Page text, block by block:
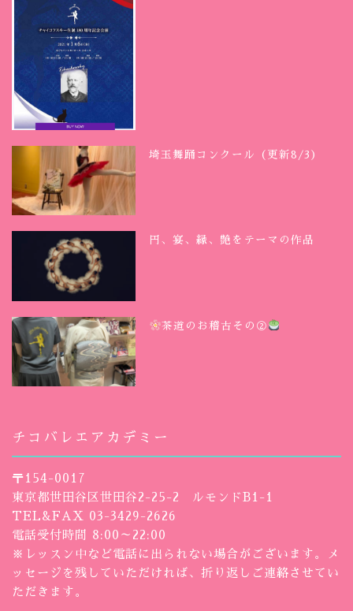
埼玉舞踊コンクール（更新8/3）
円、宴、縁、艶をテーマの作品
茶道のお稽古その②
チコバレエアカデミー
〒154-0017
東京都世田谷区世田谷2-25-2 ルモンドB1-1
TEL&FAX 03-3429-2626
電話受付時間 8:00～22:00
※レッスン中など電話に出られない場合がございます。メ
ッセージを残していただければ、折り返しご連絡させてい
ただきます。